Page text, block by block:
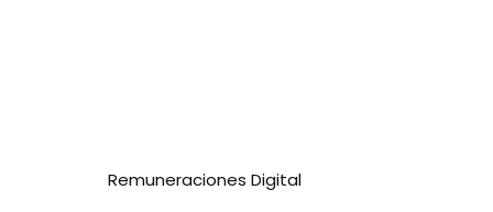
Remuneraciones Digital